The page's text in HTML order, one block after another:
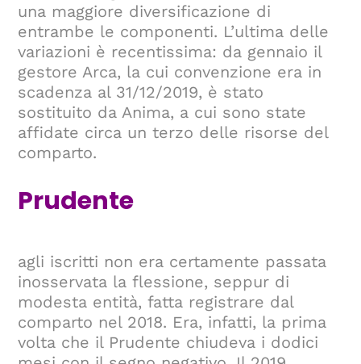
una maggiore diversificazione di
entrambe le componenti. L’ultima delle
variazioni è recentissima: da gennaio il
gestore Arca, la cui convenzione era in
scadenza al 31/12/2019, è stato
sostituito da Anima, a cui sono state
affidate circa un terzo delle risorse del
comparto.
Prudente
agli iscritti non era certamente passata
inosservata la flessione, seppur di
modesta entità, fatta registrare dal
comparto nel 2018. Era, infatti, la prima
volta che il Prudente chiudeva i dodici